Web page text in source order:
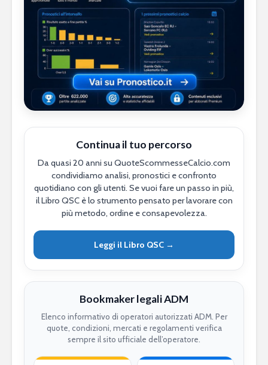
Continua il tuo percorso
Da quasi 20 anni su QuoteScommesseCalcio.com
condividiamo analisi, pronostici e confronto
quotidiano con gli utenti. Se vuoi fare un passo in più,
il Libro QSC è lo strumento pensato per lavorare con
più metodo, ordine e consapevolezza.
Leggi il Libro QSC →
Bookmaker legali ADM
Elenco informativo di operatori autorizzati ADM. Per
quote, condizioni, mercati e regolamenti verifica
sempre il sito ufficiale dell’operatore.